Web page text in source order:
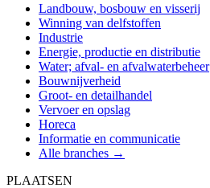
Landbouw, bosbouw en visserij
Winning van delfstoffen
Industrie
Energie, productie en distributie
Water; afval- en afvalwaterbeheer
Bouwnijverheid
Groot- en detailhandel
Vervoer en opslag
Horeca
Informatie en communicatie
Alle branches →
PLAATSEN